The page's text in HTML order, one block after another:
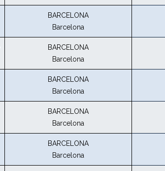
BARCELONA
Barcelona
BARCELONA
Barcelona
BARCELONA
Barcelona
BARCELONA
Barcelona
BARCELONA
Barcelona